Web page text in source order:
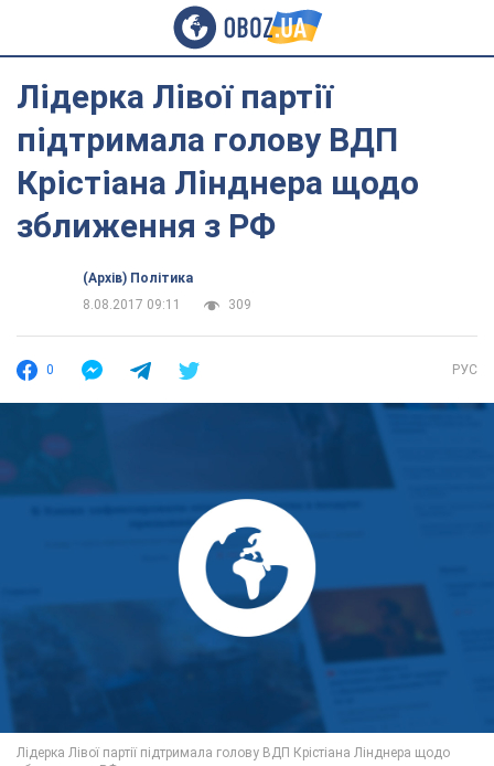
Лідерка Лівої партії
підтримала голову ВДП
Крістіана Лінднера щодо
зближення з РФ
(Архів) Політика
8.08.2017 09:11
309
0 РУС